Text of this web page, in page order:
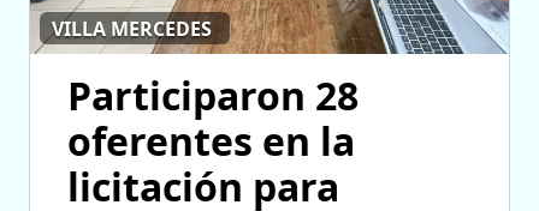
VILLA MERCEDES
Participaron 28
oferentes en la
licitación para